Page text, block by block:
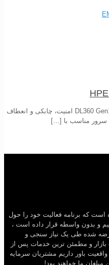
سرور اچ پی دی ال ۳۶۰ جی ۱۰ سرور DL360 Gen10 امنیت، چابکی و انعطاف
سرور مناسب با […]
که برنامه فعالیت خود را حول
و بدون واسطه قرار داده است ،
شده طی یک نیاز سنجی و
بازار و مطمئن ترین خدمات پس از
باور داریم مشتریان سرمایه
ما خواهند بود!